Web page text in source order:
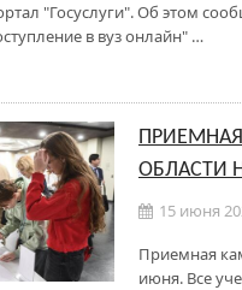
"Госуслуги". Об этом
в вуз онлайн" …
ОБЛАСТИ
15 июня
Приемная
июня. Все